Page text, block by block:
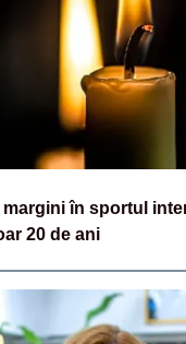
margini în sportul
20 de ani